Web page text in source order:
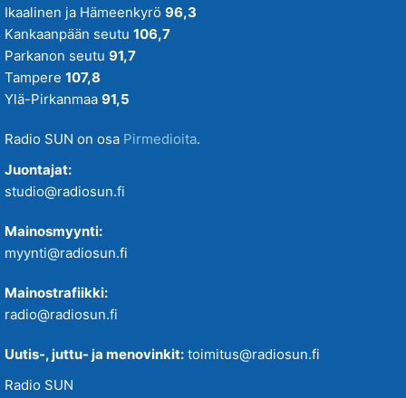
Ikaalinen ja Hämeenkyrö 96,3
Kankaanpään seutu 106,7
Parkanon seutu 91,7
Tampere 107,8
Ylä-Pirkanmaa 91,5
Radio SUN on osa Pirmedioita.
Juontajat:
studio@radiosun.fi
Mainosmyynti:
myynti@radiosun.fi
Mainostrafiikki:
radio@radiosun.fi
Uutis-, juttu- ja menovinkit: toimitus@radiosun.fi
Radio SUN